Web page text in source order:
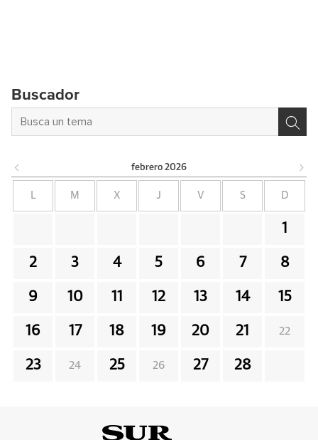
Buscador
febrero 2026
M X J V S D
1
2 3 4 5 6 7 8
9 10 11 12 13 14 15
16 17 18 19 20 21 22
23 24 25 26 27 28